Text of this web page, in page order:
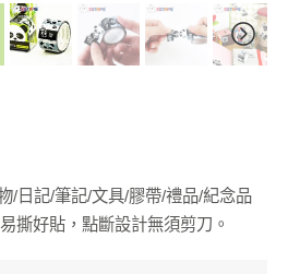
/日記/筆記/文具/膠帶/禮品/紀念品
撕好貼，點斷設計無須剪刀。